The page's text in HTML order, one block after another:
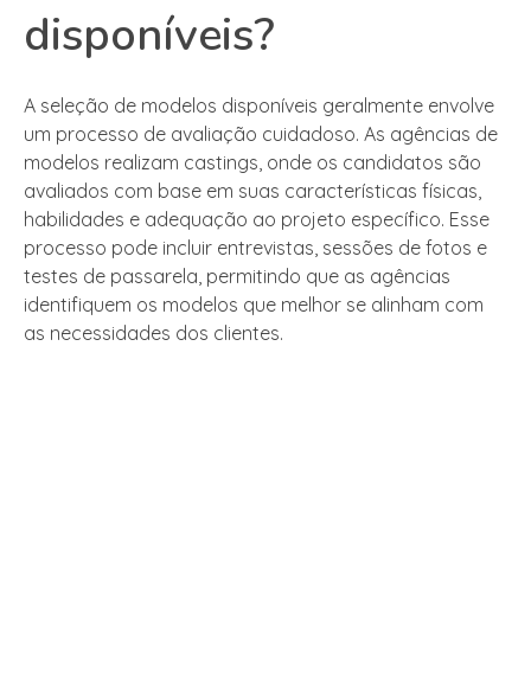
disponíveis?
A seleção de modelos disponíveis geralmente envolve
um processo de avaliação cuidadoso. As agências de
modelos realizam castings, onde os candidatos são
avaliados com base em suas características físicas,
habilidades e adequação ao projeto específico. Esse
processo pode incluir entrevistas, sessões de fotos e
testes de passarela, permitindo que as agências
identifiquem os modelos que melhor se alinham com
as necessidades dos clientes.